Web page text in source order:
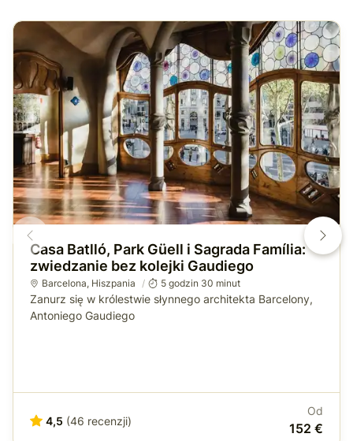
Casa Batlló, Park Güell i Sagrada Família:
zwiedzanie bez kolejki Gaudiego
Barcelona, Hiszpania 5 godzin 30 minut
Zanurz się w królestwie słynnego architekta Barcelony,
Antoniego Gaudiego
4,5 (46 recenzji)
Od
152 €